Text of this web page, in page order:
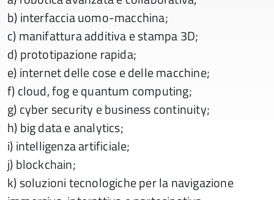
b) interfaccia uomo-macchina;
c) manifattura additiva e stampa 3D;
d) prototipazione rapida;
e) internet delle cose e delle macchine;
f) cloud, fog e quantum computing;
g) cyber security e business continuity;
h) big data e analytics;
i) intelligenza artificiale;
j) blockchain;
k) soluzioni tecnologiche per la navigazione